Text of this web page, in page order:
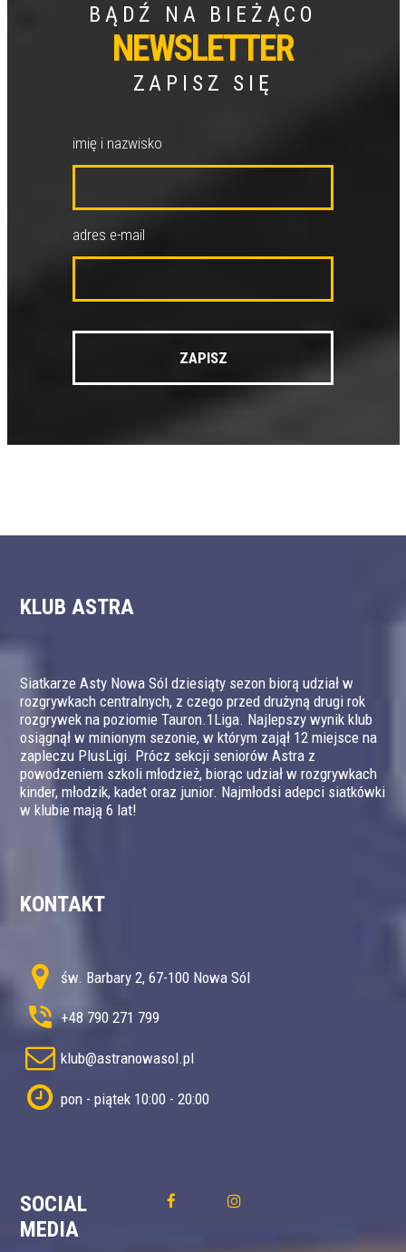
BĄDŹ NA BIEŻĄCO
NEWSLETTER
ZAPISZ SIĘ
imię i nazwisko
adres e-mail
KLUB ASTRA
Siatkarze Asty Nowa Sól dziesiąty sezon biorą udział w
rozgrywkach centralnych, z czego przed drużyną drugi rok
rozgrywek na poziomie Tauron.1Liga. Najlepszy wynik klub
osiągnął w minionym sezonie, w którym zajął 12 miejsce na
zapleczu PlusLigi. Prócz sekcji seniorów Astra z
powodzeniem szkoli młodzież, biorąc udział w rozgrywkach
kinder, młodzik, kadet oraz junior. Najmłodsi adepci siatkówki
w klubie mają 6 lat!
KONTAKT
św. Barbary 2, 67-100 Nowa Sól
+48 790 271 799
klub@astranowasol.pl
pon - piątek 10:00 - 20:00
SOCIAL
MEDIA